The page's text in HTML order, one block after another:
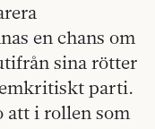
en chans om
sina rötter
parti.
att i rollen som